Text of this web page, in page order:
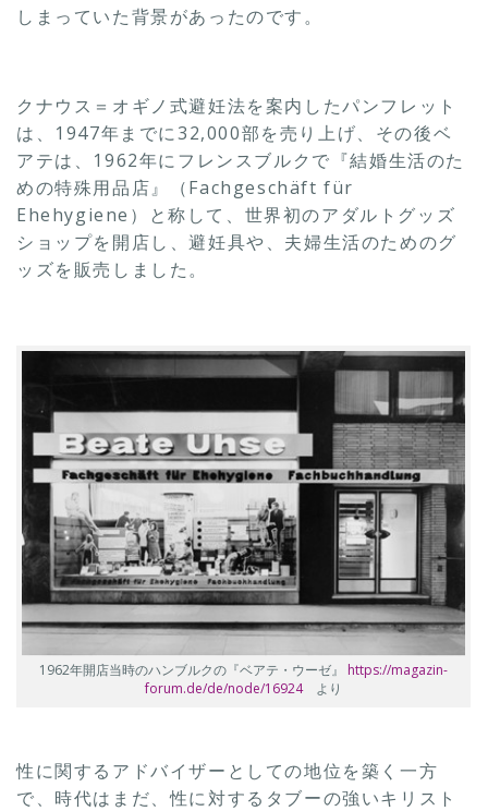
しまっていた背景があったのです。
クナウス＝オギノ式避妊法を案内したパンフレット
は、1947年までに32,000部を売り上げ、その後ベ
アテは、1962年にフレンスブルクで『結婚生活のた
めの特殊用品店』（Fachgeschäft für
Ehehygiene）と称して、世界初のアダルトグッズ
ショップを開店し、避妊具や、夫婦生活のためのグ
ッズを販売しました。
1962年開店当時のハンブルクの『ベアテ・ウーゼ』
https://magazin-
forum.de/de/node/16924より
性に関するアドバイザーとしての地位を築く一方
で、時代はまだ、性に対するタブーの強いキリスト